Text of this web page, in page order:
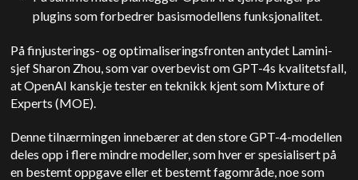
plugins som forbedrer basismodellens funksjonalitet.
På finjusterings- og optimaliseringsfronten antydet Lamini-
sjef Sharon Zhou, som var overbevist om GPT-4s kvalitetsfall,
at OpenAI kanskje tester en teknikk kjent som Mixture of
Experts (MOE).
Denne tilnærmingen innebærer at den store GPT-4-modellen
deles opp i flere mindre modeller, som hver er spesialisert på
en bestemt oppgave eller et bestemt fagområde, noe som